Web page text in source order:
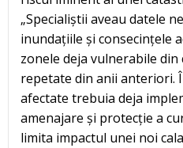
„Specialiștii aveau datele
inundațiile și consecințele
zonele deja vulnerabile
repetate din anii anteriori.
afectate trebuia deja
amenajare și protecție a
limita impactul unei noi